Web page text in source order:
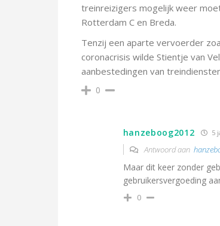
treinreizigers mogelijk weer
Rotterdam C en Breda.
Tenzij een aparte vervoerder
coronacrisis wilde Stientje van
aanbestedingen van
0
hanzeboog2012 5
Antwoord aan
Maar dit keer zonder
gebruikersvergoeding
0